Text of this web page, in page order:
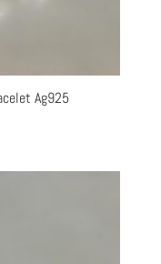
Ag925